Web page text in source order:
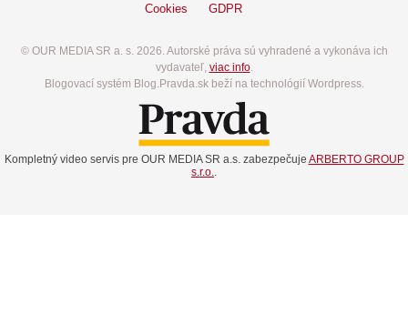
Cookies GDPR
© OUR MEDIA SR a. s. 2026. Autorské práva sú vyhradené a vykonáva ich
vydavateľ, viac info.
Blogovací systém Blog.Pravda.sk beží na technológií Wordpress.
Kompletný video servis pre OUR MEDIA SR a.s. zabezpečuje ARBERTO GROUP
s.r.o.